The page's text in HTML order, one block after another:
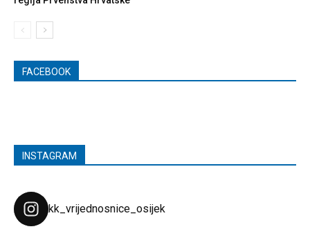
FACEBOOK
INSTAGRAM
kk_vrijednosnice_osijek